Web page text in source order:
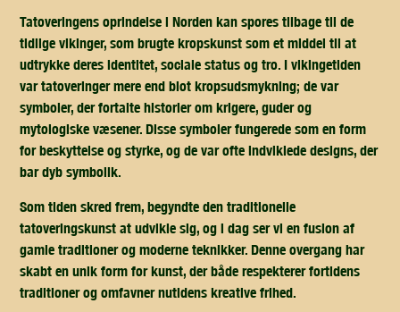
Tatoveringens oprindelse i Norden kan spores tilbage til de
tidlige vikinger, som brugte kropskunst som et middel til at
udtrykke deres identitet, sociale status og tro. I vikingetiden
var tatoveringer mere end blot kropsudsmykning; de var
symboler, der fortalte historier om krigere, guder og
mytologiske væsener. Disse symboler fungerede som en form
for beskyttelse og styrke, og de var ofte indviklede designs, der
bar dyb symbolik.
Som tiden skred frem, begyndte den traditionelle
tatoveringskunst at udvikle sig, og i dag ser vi en fusion af
gamle traditioner og moderne teknikker. Denne overgang har
skabt en unik form for kunst, der både respekterer fortidens
traditioner og omfavner nutidens kreative frihed.